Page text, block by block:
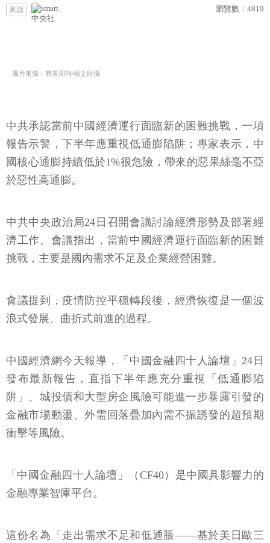
來源
中央社
瀏覽數： 4819
中共承認當前中國經濟運行面臨新的困難挑戰，一項
報告示警，下半年應重視低通膨陷阱；專家表示，中
國核心通膨持續低於1%很危險，帶來的惡果絲毫不亞
中共中央政治局24日召開會議討論經濟形勢及部署經
濟工作。會議指出，當前中國經濟運行面臨新的困難
會議提到，疫情防控平穩轉段後，經濟恢復是一個波
中國經濟網今天報導，「中國金融四十人論壇」24日
發布最新報告，直指下半年應充分重視「低通膨陷
阱」、城投債和大型房企風險可能進一步暴露引發的
金融市場動盪、外需回落疊加內需不振誘發的超預期
「中國金融四十人論壇」（CF40）是中國具影響力的